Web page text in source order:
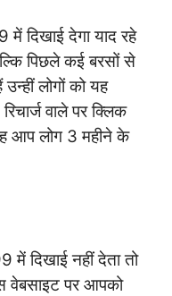
में दिखाई देगा याद रहे
पिछले कई बरसों से
लोगों को यह
वाले पर क्लिक
आप लोग 3 महीने के
में दिखाई नहीं देता तो
वेबसाइट पर आपको